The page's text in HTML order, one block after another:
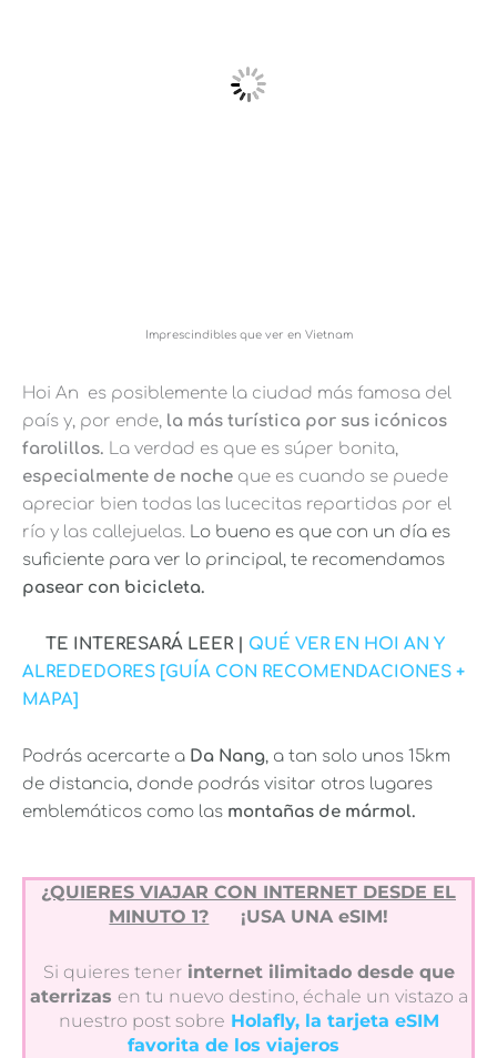
Imprescindibles que ver en Vietnam
Hoi An es posiblemente la ciudad más famosa del
país y, por ende, la más turística por sus icónicos
farolillos. La verdad es que es súper bonita,
especialmente de noche que es cuando se puede
apreciar bien todas las lucecitas repartidas por el
río y las callejuelas. Lo bueno es que con un día es
suficiente para ver lo principal, te recomendamos
pasear con bicicleta.
TE INTERESARÁ LEER | QUÉ VER EN HOI AN Y
ALREDEDORES [GUÍA CON RECOMENDACIONES +
MAPA]
Podrás acercarte a Da Nang, a tan solo unos 15km
de distancia, donde podrás visitar otros lugares
emblemáticos como las montañas de mármol.
¿QUIERES VIAJAR CON INTERNET DESDE EL
MINUTO 1?
¡USA UNA eSIM!
Si quieres tenerinternet ilimitado desde que
aterrizas en tu nuevo destino, échale un vistazo a
nuestro post sobre Holafly, la tarjeta eSIM
favorita de los viajeros